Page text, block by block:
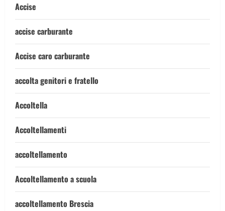
Accise
accise carburante
Accise caro carburante
accolta genitori e fratello
Accoltella
Accoltellamenti
accoltellamento
Accoltellamento a scuola
accoltellamento Brescia